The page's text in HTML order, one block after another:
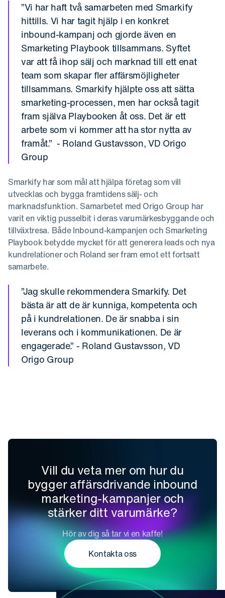
”Vi har haft två samarbeten med Smarkify
hittills. Vi har tagit hjälp i en konkret
inbound-kampanj och gjorde även en
Smarketing Playbook tillsammans. Syftet
var att få ihop sälj och marknad till ett enat
team som skapar fler affärsmöjligheter
tillsammans. Smarkify hjälpte oss att sätta
smarketing-processen, men har också tagit
fram själva Playbooken åt oss. Det är ett
arbete som vi kommer att ha stor nytta av
framåt.” - Roland Gustavsson, VD Origo
Group
Smarkify har som mål att hjälpa företag som vill
utvecklas och bygga framtidens sälj- och
marknadsfunktion. Samarbetet med Origo Group har
varit en viktig pusselbit i deras varumärkesbyggande och
tillväxtresa. Både Inbound-kampanjen och Smarketing
Playbook betydde mycket för att generera leads och nya
kundrelationer och Roland ser fram emot ett fortsatt
samarbete.
”Jag skulle rekommendera Smarkify. Det
bästa är att de är kunniga, kompetenta och
på i kundrelationen. De är snabba i sin
leverans och i kommunikationen. De är
engagerade.” - Roland Gustavsson, VD
Origo Group
Vill du veta mer om hur du
bygger affärsdrivande inbound
marketing-kampanjer och
stärker ditt varumärke?
Hör av dig så tar vi en kaffe!
Kontakta oss